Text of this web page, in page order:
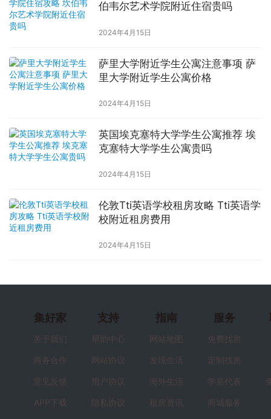
伯韦尔艺术学院附近住宿贵吗
2024年4月15日
萨里大学附近学生公寓注意事项 萨
里大学附近学生公寓价格
2024年4月15日
英国埃克塞特大学学生公寓推荐 埃
克塞特大学学生公寓贵吗
2024年4月15日
伦敦Tti英语学校租房攻略 Tti英语学
校附近租房费用
2024年4月15日
集好家
关于我们
商务合作
意见反馈
APP下载
支持
帮助中心
网站协议
用户协议
隐私协议
指南
网站地图
发现生活
海外生活
租房资讯
服务
免费找房
定制找房
学居代表
商城服务